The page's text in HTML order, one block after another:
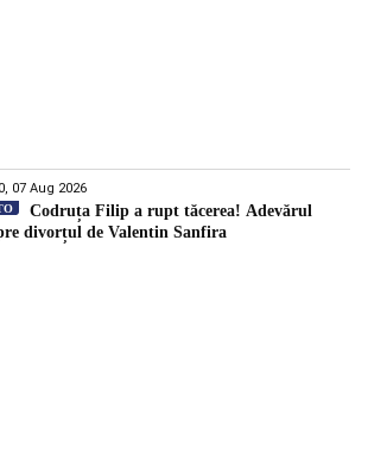
07 Aug 2026
Codruța Filip a rupt tăcerea! Adevărul
divorțul de Valentin Sanfira